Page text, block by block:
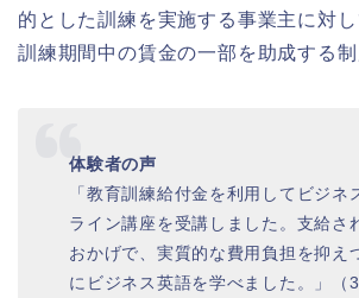
的とした訓練を実施する事業主に対
訓練期間中の賃金の一部を助成する制
体験者の声
「教育訓練給付金を利用してビジネ
ライン講座を受講しました。支給さ
おかげで、実質的な費用負担を抑え
にビジネス英語を学べました。」（